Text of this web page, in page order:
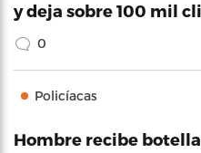
y deja sobre 100 mil
0
Policíacas
Hombre recibe